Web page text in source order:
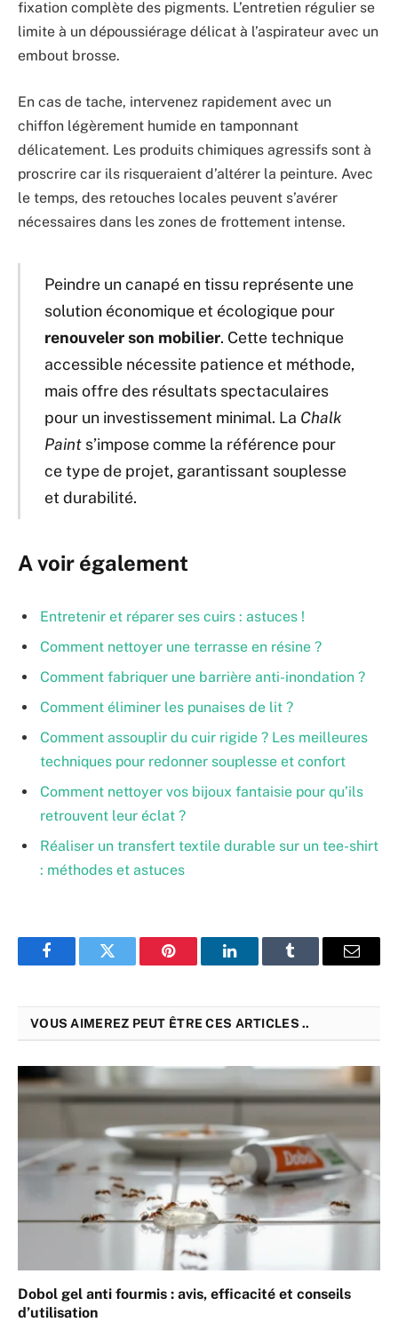
fixation complète des pigments. L’entretien régulier se
limite à un dépoussiérage délicat à l’aspirateur avec un
embout brosse.
En cas de tache, intervenez rapidement avec un
chiffon légèrement humide en tamponnant
délicatement. Les produits chimiques agressifs sont à
proscrire car ils risqueraient d’altérer la peinture. Avec
le temps, des retouches locales peuvent s’avérer
nécessaires dans les zones de frottement intense.
Peindre un canapé en tissu représente une
solution économique et écologique pour
renouveler son mobilier. Cette technique
accessible nécessite patience et méthode,
mais offre des résultats spectaculaires
pour un investissement minimal. La Chalk
Paints’impose comme la référence pour
ce type de projet, garantissant souplesse
et durabilité.
A voir également
Entretenir et réparer ses cuirs : astuces !
Comment nettoyer une terrasse en résine ?
Comment fabriquer une barrière anti-inondation ?
Comment éliminer les punaises de lit ?
Comment assouplir du cuir rigide ? Les meilleures
techniques pour redonner souplesse et confort
Comment nettoyer vos bijoux fantaisie pour qu’ils
retrouvent leur éclat ?
Réaliser un transfert textile durable sur un tee-shirt
: méthodes et astuces
FacebookTwitter Pinterest LinkedInTumblr Email
VOUS AIMEREZ PEUT ÊTRE CES ARTICLES ..
Dobol gel anti fourmis : avis, efficacité et conseils
d’utilisation